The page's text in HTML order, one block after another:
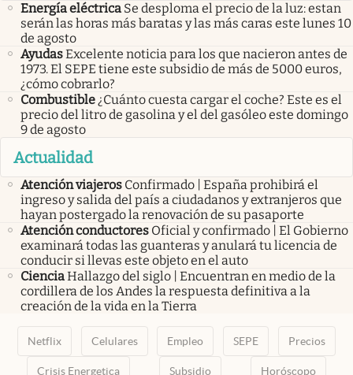
Energía eléctrica Se desploma el precio de la luz: estan
serán las horas más baratas y las más caras este lunes 10
de agosto
AyudasExcelente noticia para los que nacieron antes de
1973. El SEPE tiene este subsidio de más de 5000 euros,
¿cómo cobrarlo?
Combustible¿Cuánto cuesta cargar el coche? Este es el
precio del litro de gasolina y el del gasóleo este domingo
9 de agosto
Actualidad
Atención viajeros Confirmado | España prohibirá el
ingreso y salida del país a ciudadanos y extranjeros que
hayan postergado la renovación de su pasaporte
Atención conductores Oficial y confirmado | El Gobierno
examinará todas las guanteras y anulará tu licencia de
conducir si llevas este objeto en el auto
CienciaHallazgo del siglo | Encuentran en medio de la
cordillera de los Andes la respuesta definitiva a la
creación de la vida en la Tierra
Netflix Celulares Empleo SEPE Precios
Crisis Energetica Subsidio Horóscopo